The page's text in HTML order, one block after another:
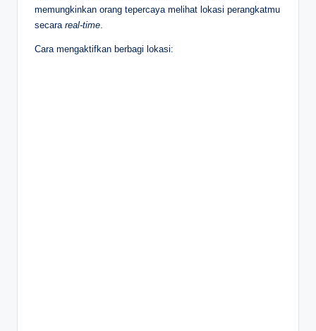
memungkinkan orang tepercaya melihat lokasi perangkatmu
secara real-time
Cara mengaktifkan berbagi lokasi: